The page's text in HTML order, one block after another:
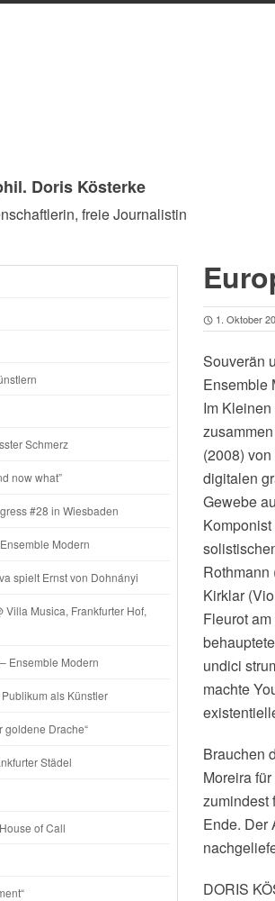
Doris Kösterke
freie Journalistin
Schmerz
now what”
#28 in Wiesbaden
Modern
spielt Ernst von Dohnányi
Villa Musica, Frankfurter Hof,
Ensemble Modern
als Künstler
goldene Drache“
Städel
of Call
1. Oktober
Souverän
Ensemble
Im
(2008)
digitalen
Gewebe
Rothmann
Kirklar
Fleurot
undici
machte
Brauchen
Moreira
zumindest
Ende. Der
DORIS